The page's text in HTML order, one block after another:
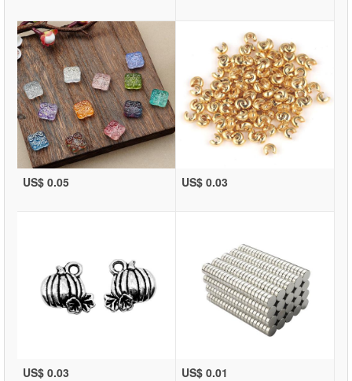
US$ 0.05 US$ 0.03
US$ 0.03 US$ 0.01